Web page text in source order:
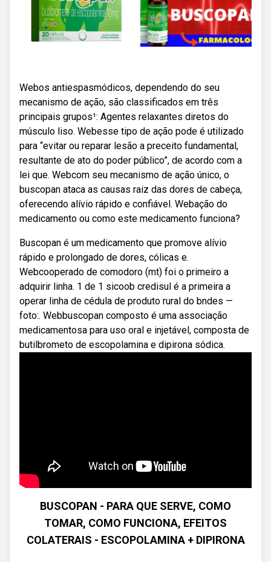
Webos antiespasmódicos, dependendo do seu
mecanismo de ação, são classificados em três
principais grupos¹: Agentes relaxantes diretos do
músculo liso. Webesse tipo de ação pode é utilizado
para “evitar ou reparar lesão a preceito fundamental,
resultante de ato do poder público”, de acordo com a
lei que. Webcom seu mecanismo de ação único, o
buscopan ataca as causas raiz das dores de cabeça,
oferecendo alívio rápido e confiável. Webação do
medicamento ou como este medicamento funciona?
Buscopan é um medicamento que promove alívio
rápido e prolongado de dores, cólicas e.
Webcooperado de comodoro (mt) foi o primeiro a
adquirir linha. 1 de 1 sicoob credisul é a primeira a
operar linha de cédula de produto rural do bndes —
foto:. Webbuscopan composto é uma associação
medicamentosa para uso oral e injetável, composta de
butilbrometo de escopolamina e dipirona sódica.
BUSCOPAN - PARA QUE SERVE, COMO
TOMAR, COMO FUNCIONA, EFEITOS
COLATERAIS - ESCOPOLAMINA + DIPIRONA